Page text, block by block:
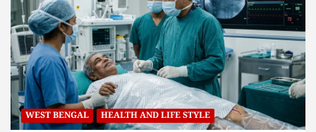
WEST BENGAL HEALTH AND LIFE STYLE